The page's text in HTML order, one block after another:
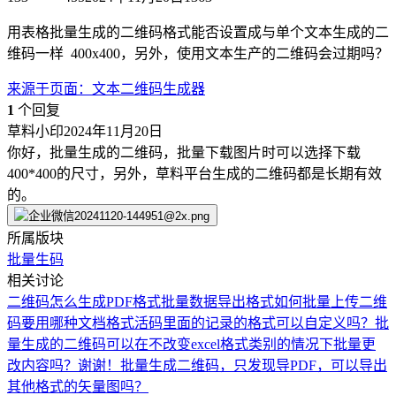
用表格批量生成的二维码格式能否设置成与单个文本生成的二
维码一样 400x400，另外，使用文本生产的二维码会过期吗？
来源于页面 ： 文本二维码生成器
1 个回复
草料小印2024年11月20日
你好，批量生成的二维码，批量下载图片时可以选择下载
400*400的尺寸，另外，草料平台生成的二维码都是长期有效
的。
所属版块
批量生码
相关讨论
二维码怎么生成PDF格式批量数据导出格式如何批量上传二维
码要用哪种文档格式活码里面的记录的格式可以自定义吗？批
量生成的二维码可以在不改变excel格式类别的情况下批量更
改内容吗？谢谢！ 批量生成二维码，只发现导PDF，可以导出
其他格式的矢量图吗？